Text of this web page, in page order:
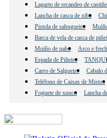
Lagarto de recandeo de
Lancha de casca de xiba
Pistola de sabugueiro
Barca de vela de casca de
Muíño de nabo
Arco e
Espada de Piñeiro
Carro de Salgueiro
Cabalo
Teléfono de Caixas de Mistos
Foguete de xunco
Lancha